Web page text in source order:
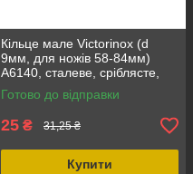
Кільце мале Victorinox (d
9мм, для ножів 58-84мм)
A6140, сталеве, сріблясте,
вага 5 г
Готово до відправки
25 ₴ 31,25 ₴
Купити